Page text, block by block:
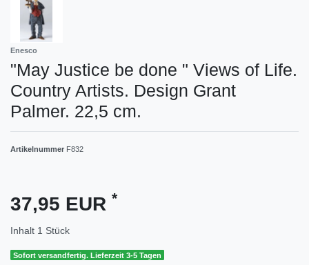
Enesco
"May Justice be done " Views of Life.
Country Artists. Design Grant
Palmer. 22,5 cm.
Artikelnummer F832
37,95 EUR *
Inhalt 1 Stück
Sofort versandfertig. Lieferzeit 3-5 Tagen